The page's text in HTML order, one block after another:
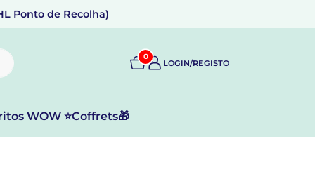
Ponto de Recolha)
0
LOGIN/REGISTO
WOW ⭐Coffrets🎁